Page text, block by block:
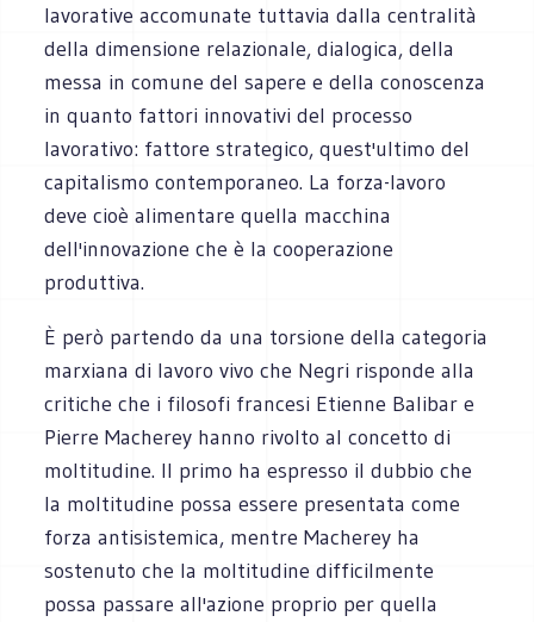
lavorative accomunate tuttavia dalla centralità
della dimensione relazionale, dialogica, della
messa in comune del sapere e della conoscenza
in quanto fattori innovativi del processo
lavorativo: fattore strategico, quest'ultimo del
capitalismo contemporaneo. La forza-lavoro
deve cioè alimentare quella macchina
dell'innovazione che è la cooperazione
produttiva.
È però partendo da una torsione della categoria
marxiana di lavoro vivo che Negri risponde alla
critiche che i filosofi francesi Etienne Balibar e
Pierre Macherey hanno rivolto al concetto di
moltitudine. Il primo ha espresso il dubbio che
la moltitudine possa essere presentata come
forza antisistemica, mentre Macherey ha
sostenuto che la moltitudine difficilmente
possa passare all'azione proprio per quella